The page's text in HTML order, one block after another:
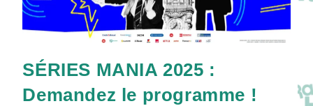
SÉRIES MANIA 2025 :
Demandez le programme !